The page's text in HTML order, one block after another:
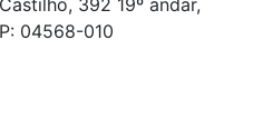
392 19º andar,
04568-010